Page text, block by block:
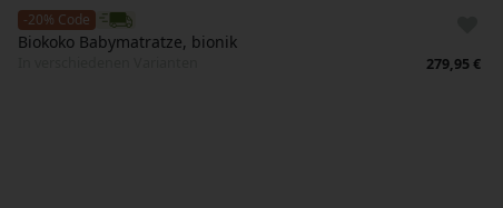
-20% Code
Biokoko Babymatratze, bionik
279,95 €